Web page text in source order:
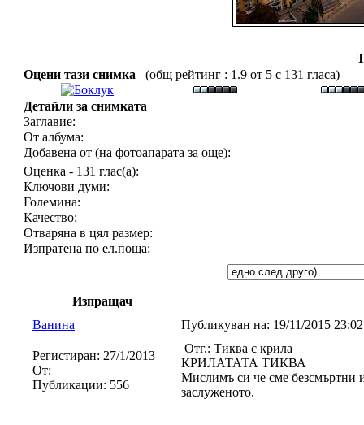
Оцени тази снимка
(общ рейтинг : 1.9 от 5 с 131 гласа)
Детайли за снимката
Заглавие:
От албума:
Добавена от (на фотоапарата за още):
Оценка - 131 глас(а):
Ключови думи:
Големина:
Качество:
Отваряна в цял размер:
Изпратена по ел.поща:
Изпращач
Ванина
Публикуван на: 19/11/2015
Регистиран: 27/1/2013
От:
Публикации: 556
Отг.: Тиква с крила
КРИЛАТАТА ТИКВА
Мислимъ си че сме безсмъртни
заслуженото.